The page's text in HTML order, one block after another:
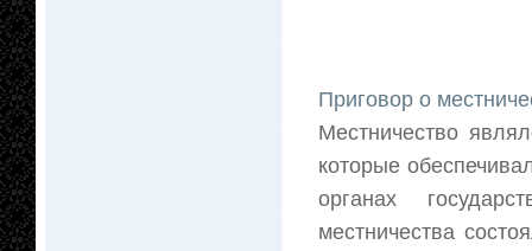
Приговор о
Местничество
которые
органах
местничества